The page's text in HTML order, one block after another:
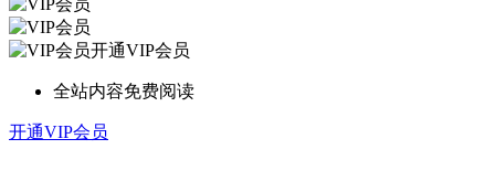
开通VIP会员
全站内容免费阅读
开通VIP会员